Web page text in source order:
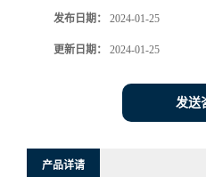
发布日期： 2024-01-25
更新日期： 2024-01-25
发送
产品详请